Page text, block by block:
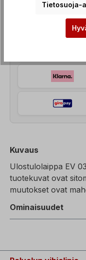
Kuvaus
Ulostulolaippa EV
tuotekuvat ovat
muutokset ovat
Ominaisuudet
Tietosuoja-